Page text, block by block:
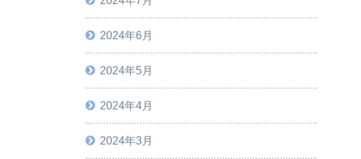
2024年6月
2024年5月
2024年4月
2024年3月